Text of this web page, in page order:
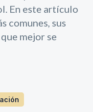
En este artículo
comunes, sus
mejor se